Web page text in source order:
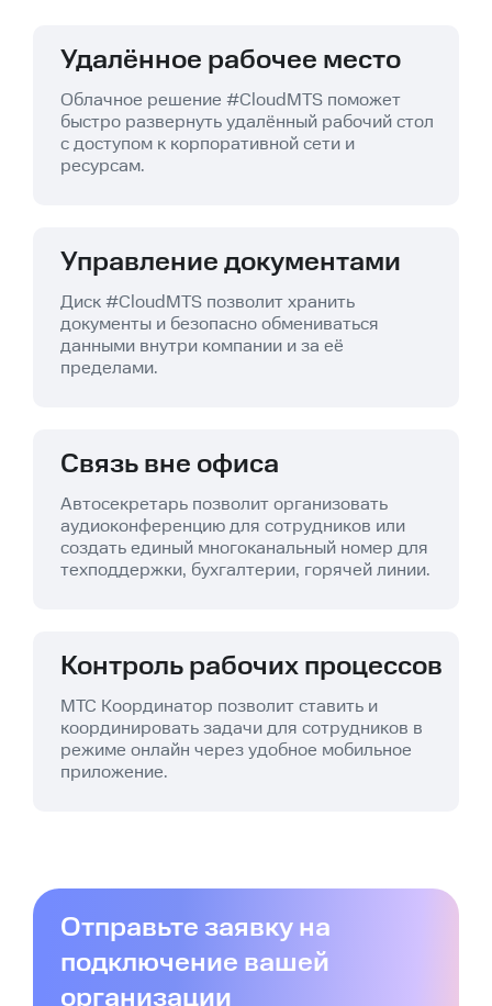
Удалённое рабочее место
Облачное решение #CloudMTS поможет
быстро развернуть удалённый рабочий стол
с доступом к корпоративной сети и
ресурсам.
Управление документами
Диск #CloudMTS позволит хранить
документы и безопасно обмениваться
данными внутри компании и за её
пределами.
Связь вне офиса
Автосекретарь позволит организовать
аудиоконференцию для сотрудников или
создать единый многоканальный номер для
техподдержки, бухгалтерии, горячей линии.
Контроль рабочих процессов
МТС Координатор позволит ставить и
координировать задачи для сотрудников в
режиме онлайн через удобное мобильное
приложение.
Отправьте заявку на
подключение вашей
организации